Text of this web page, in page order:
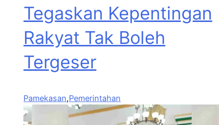
Tegaskan Kepentingan
Rakyat Tak Boleh
Tergeser
Pamekasan,Pemerintahan